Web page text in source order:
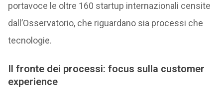
portavoce le oltre 160 startup internazionali censite
dall’Osservatorio, che riguardano sia processi che
tecnologie.
Il fronte dei processi: focus sulla customer
experience